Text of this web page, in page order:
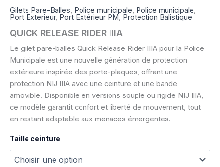
Gilets Pare-Balles, Police municipale, Police municipale,
Port Exterieur, Port Extérieur PM, Protection Balistique
QUICK RELEASE RIDER IIIA
Le gilet pare-balles Quick Release Rider IIIA pour la Police
Municipale est une nouvelle génération de protection
extérieure inspirée des porte-plaques, offrant une
protection NIJ IIIA avec une ceinture et une bande
amovible. Disponible en versions souple ou rigide NIJ IIIA,
ce modèle garantit confort et liberté de mouvement, tout
en restant adaptable aux menaces émergentes.
Taille ceinture